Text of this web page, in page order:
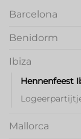
Barcelona
Benidorm
Ibiza
Hennenfeest
Mallorca